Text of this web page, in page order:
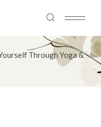
Through Yoga &